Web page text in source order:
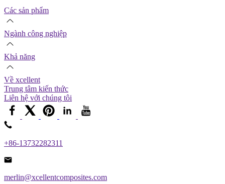
Các sản phẩm
Ngành công nghiệp
Khả năng
Về xcellent
Trung tâm kiến ​​thức
Liên hệ với chúng tôi
+86-13732282311
merlin@xcellentcomposites.com